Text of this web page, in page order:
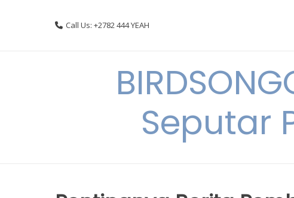
Call Us: +2782 444 YEAH
Seputar